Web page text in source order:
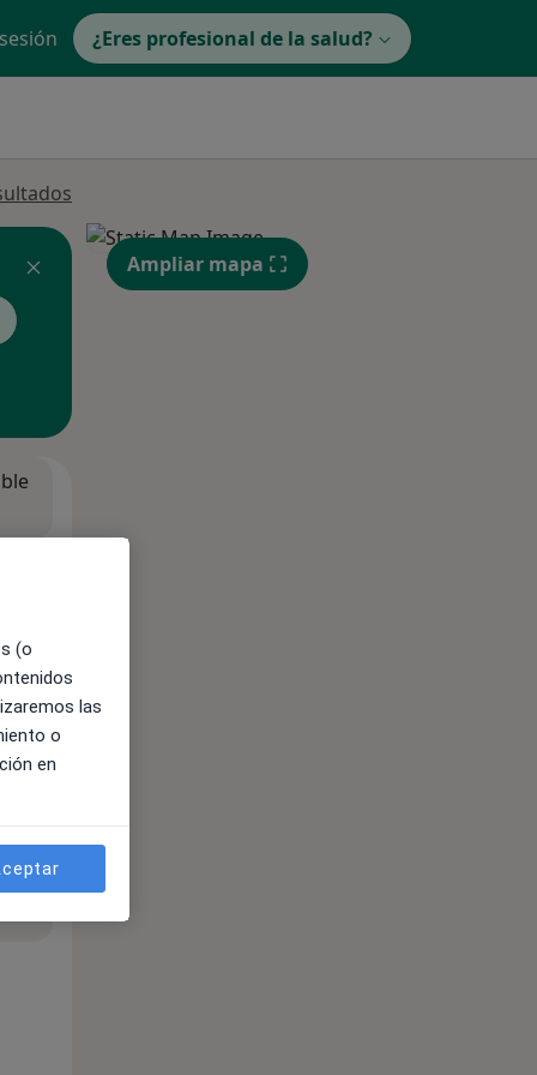
¿Eres profesional de la salud?
Ampliar mapa
(o
las
o
en